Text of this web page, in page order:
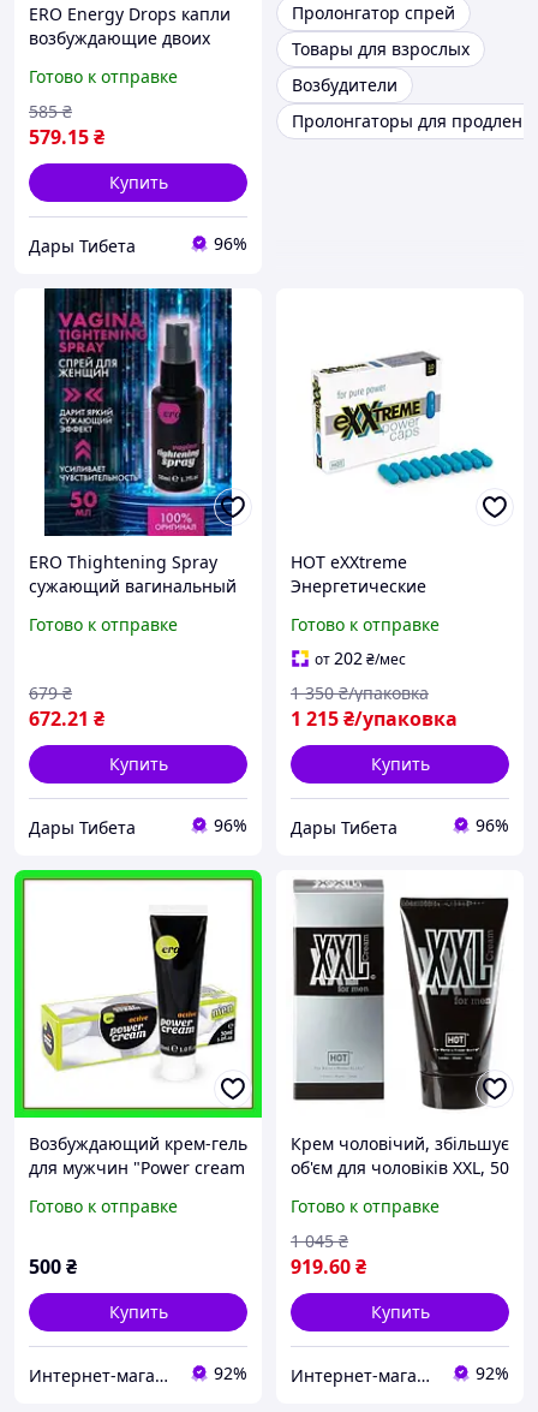
ERO Energy Drops капли
возбуждающие двоих
аргинин для повышения
либидо 30 мл Германия
Готово к отправке
579.15₴
585 ₴
Купить
Дары Тибета 96%
Пролонгатор спрей
Товары для взрослых
Возбудители
Пролонгаторы для
ERO Thightening Spray
сужающий вагинальный
интенсивный контакт| 50
Готово к отправке
672.21 ₴
679 ₴
Купить
Дары Тибета 96%
HOT eXXtreme
Энергетические
мужской потенции |
кардамон|гуарана| 10 шт
в упаковке Австрия
Готово к отправке
от202₴/мес
1 215₴/упаковка
1 350 ₴/упаковка
Купить
Дары Тибета 96%
Возбуждающий крем-гель
для мужчин "Power cream
100% Германия
Готово к отправке
500₴
Купить
Интернет-магазин "Просто" 92%
Крем чоловічий, збільшує
об'єм для чоловіків XXL, 50
Готово к отправке
919.60₴
1 045 ₴
Купить
Интернет-магазин "Просто" 92%